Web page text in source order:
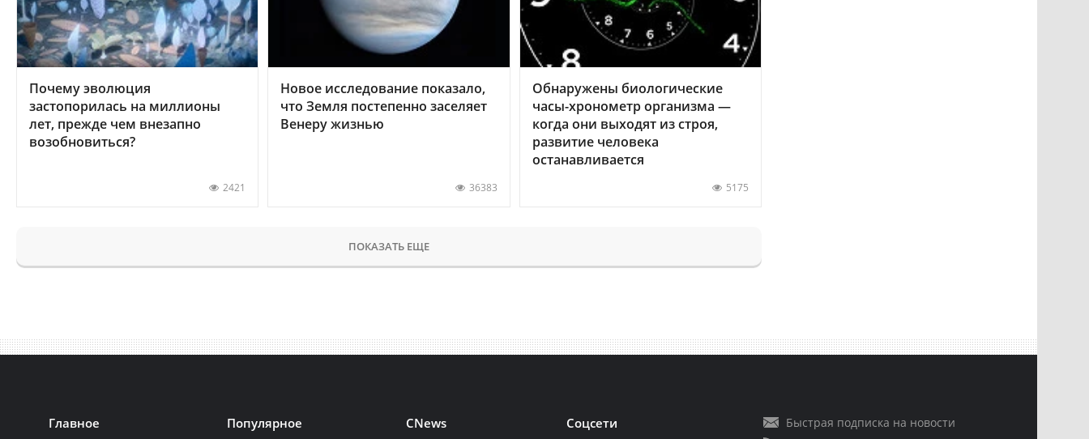
Почему эволюция
застопорилась на миллионы
лет, прежде чем внезапно
возобновиться?
2421
Новое исследование показало,
что Земля постепенно заселяет
Венеру жизнью
36383
Обнаружены биологические
часы-хронометр организма —
когда они выходят из строя,
развитие человека
останавливается
5175
ПОКАЗАТЬ ЕЩЕ
Главное Популярное CNews Соцсети
Быстрая подписка на новости